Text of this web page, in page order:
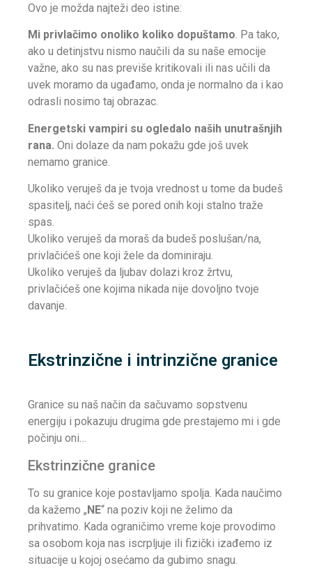
Ovo je možda najteži deo istine:
Mi privlačimo onoliko koliko dopuštamo. Pa tako,
ako u detinjstvu nismo naučili da su naše emocije
važne, ako su nas previše kritikovali ili nas učili da
uvek moramo da ugađamo, onda je normalno da i kao
odrasli nosimo taj obrazac.
Energetski vampiri su ogledalo naših unutrašnjih
rana. Oni dolaze da nam pokažu gde još uvek
nemamo granice.
Ukoliko veruješ da je tvoja vrednost u tome da budeš
spasitelj, naći ćeš se pored onih koji stalno traže
spas.
Ukoliko veruješ da moraš da budeš poslušan/na,
privlačićeš one koji žele da dominiraju.
Ukoliko veruješ da ljubav dolazi kroz žrtvu,
privlačićeš one kojima nikada nije dovoljno tvoje
davanje.
Ekstrinzične i intrinzične granice
Granice su naš način da sačuvamo sopstvenu
energiju i pokazuju drugima gde prestajemo mi i gde
počinju oni…
Ekstrinzične granice
To su granice koje postavljamo spolja. Kada naučimo
da kažemo „NE“ na poziv koji ne želimo da
prihvatimo. Kada ograničimo vreme koje provodimo
sa osobom koja nas iscrpljuje ili fizički izađemo iz
situacije u kojoj osećamo da gubimo snagu.